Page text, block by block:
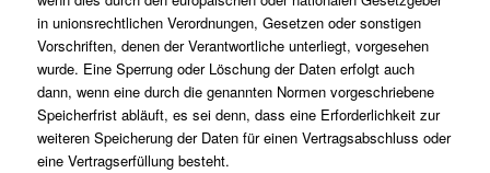
in unionsrechtlichen Verordnungen, Gesetzen oder sonstigen
Vorschriften, denen der Verantwortliche unterliegt, vorgesehen
wurde. Eine Sperrung oder Löschung der Daten erfolgt auch
dann, wenn eine durch die genannten Normen vorgeschriebene
Speicherfrist abläuft, es sei denn, dass eine Erforderlichkeit zur
weiteren Speicherung der Daten für einen Vertragsabschluss oder
eine Vertragserfüllung besteht.